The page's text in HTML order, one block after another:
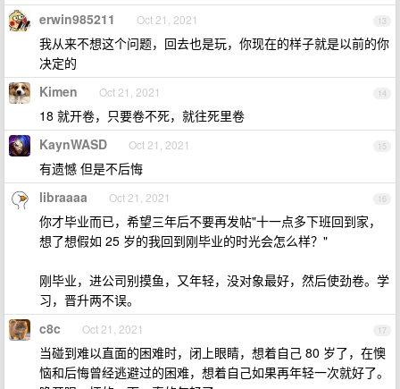
13
erwin985211 Oct 21, 2021
我从来不想这个问题，回去也是玩，你现在的样子就是以前的你
决定的
14
Kimen Oct 21, 2021
18 就开卷，只要卷不死，就往死里卷
15
KaynWASD Oct 21, 2021
有遗憾 但是不后悔
16
libraaaa Oct 21, 2021
你才毕业而已，希望三年后不要再发帖"十一点多下班回到家，
想了想假如 25 岁的我回到刚毕业的时光会怎么样？"
刚毕业，进公司别摸鱼，又年轻，没对象最好，然后使劲卷。学
习，晋升两不误。
17
c8c Oct 21, 2021
当碰到难以直面的困难时，闭上眼睛，想着自己 80 岁了，在懊
恼和后悔曾经逃避过的困难，想着自己如果再年轻一次就好了。